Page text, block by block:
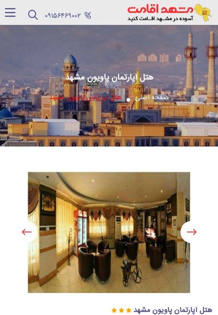
هتل آپارتمان پاویون مشهد
صفحه اصلی هتل آپارتمان پاویون مشهد
هتل آپارتمان پاویون مشهد